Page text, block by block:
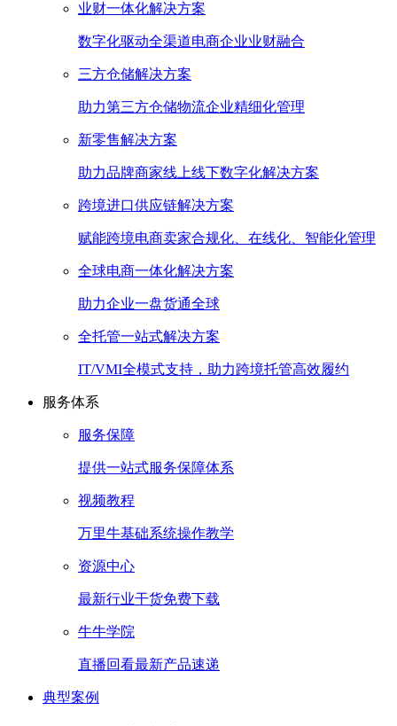
业财一体化解决方案
数字化驱动全渠道电商企业业财融合
三方仓储解决方案
助力第三方仓储物流企业精细化管理
新零售解决方案
助力品牌商家线上线下数字化解决方案
跨境进口供应链解决方案
赋能跨境电商卖家合规化、在线化、智能化管理
全球电商一体化解决方案
助力企业一盘货通全球
全托管一站式解决方案
IT/VMI全模式支持，助力跨境托管高效履约
服务体系
服务保障
提供一站式服务保障体系
视频教程
万里牛基础系统操作教学
资源中心
最新行业干货免费下载
牛牛学院
直播回看最新产品速递
典型案例